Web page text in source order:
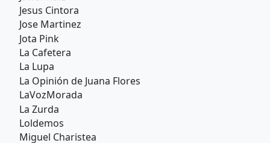
Jesus Cintora
Jose Martinez
Jota Pink
La Cafetera
La Lupa
La Opinión de Juana Flores
LaVozMorada
La Zurda
Loldemos
Miguel Charistea